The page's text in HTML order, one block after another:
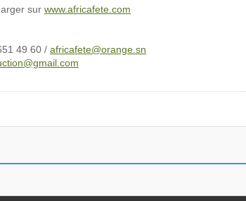
sur www.africafete.com
49 60 / africafete@orange.sn